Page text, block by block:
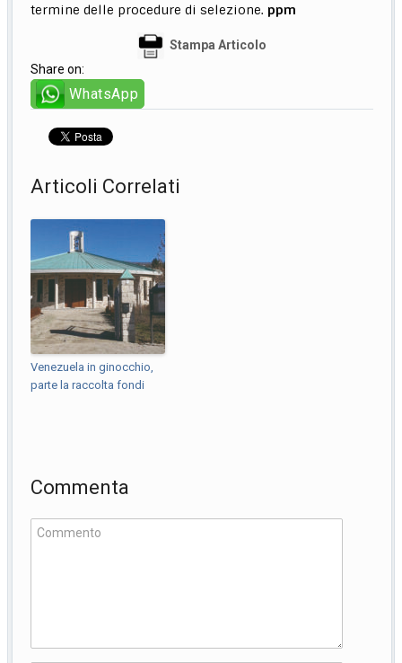
termine delle procedure di selezione. ppm
Stampa Articolo
Share on:
WhatsApp
Articoli Correlati
Venezuela in ginocchio,
parte la raccolta fondi
Commenta